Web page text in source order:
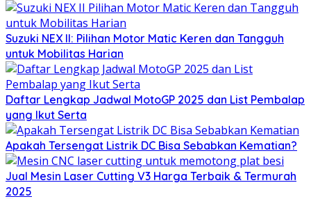
Suzuki NEX II: Pilihan Motor Matic Keren dan Tangguh
untuk Mobilitas Harian
Daftar Lengkap Jadwal MotoGP 2025 dan List Pembalap
yang Ikut Serta
Apakah Tersengat Listrik DC Bisa Sebabkan Kematian?
Jual Mesin Laser Cutting V3 Harga Terbaik & Termurah
2025